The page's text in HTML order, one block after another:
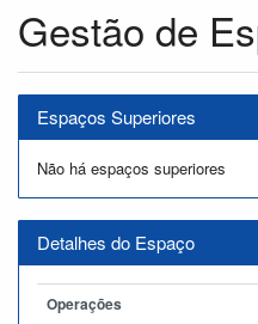
Gestão de
Espaços Superiores
Não há espaços superiores
Detalhes do Espaço
Operações